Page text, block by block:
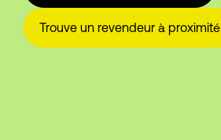
Trouve un revendeur à proximité